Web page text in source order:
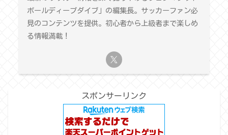
ボールディープダイブ」の編集長。サッカーファン必
見のコンテンツを提供。初心者から上級者まで楽しめ
る情報満載！
スポンサーリンク